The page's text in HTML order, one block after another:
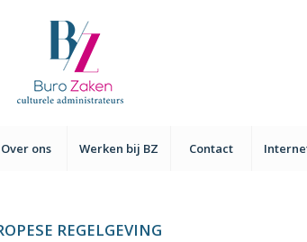
Over ons Werken bij BZ Contact
REGELGEVING